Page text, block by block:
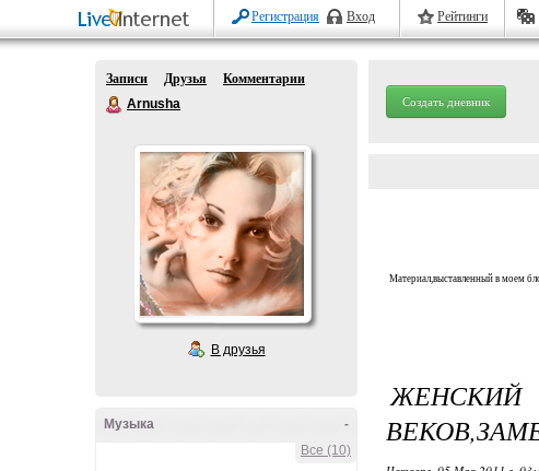
Регистрация Вход Рейтинги
Записи Друзья
Комментарии
Arnusha
В друзья
-
Музыка
Все (10)
Создать дневник
Материал,выставленный в моем